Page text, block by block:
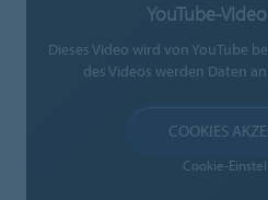
YouTube-
Dieses Video wird von YouTube
des Videos werden Daten
COOKIES
Cookie-